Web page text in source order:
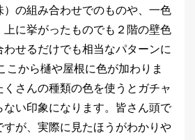
）の組み合わせでのものや、一色
上に挙がったものでも２階の壁色
わせるだけでも相当なパターンに
こから樋や屋根に色が加わりま
さんの種類の色を使うとガチャ
ない印象になります。皆さん頭で
すが、実際に見たほうがわかりや